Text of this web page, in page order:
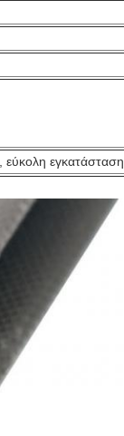
εύκολη εγκατάσταση